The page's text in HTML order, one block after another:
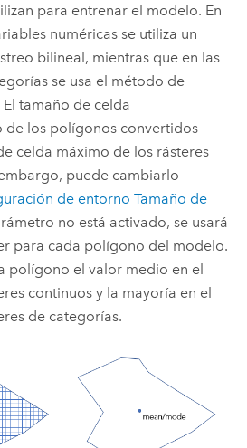
para entrenar el modelo. En
numéricas se utiliza un
bilineal, mientras que en las
se usa el método de
tamaño de celda
de los polígonos convertidos
celda máximo de los rásteres
puede cambiarlo
de entorno Tamaño de
no está activado, se usará
para cada polígono del modelo.
polígono el valor medio en el
continuos y la mayoría en el
de categorías.